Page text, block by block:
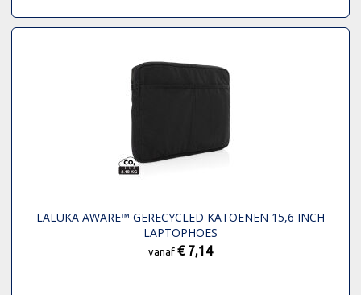
LALUKA AWARE™ GERECYCLED KATOENEN 15,6 INCH
LAPTOPHOES
vanaf € 7,14